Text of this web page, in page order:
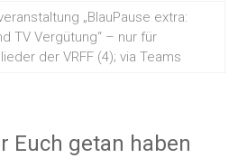
„BlauPause extra:
TV Vergütung“ – nur für
der VRFF (4); via Teams
Euch getan haben